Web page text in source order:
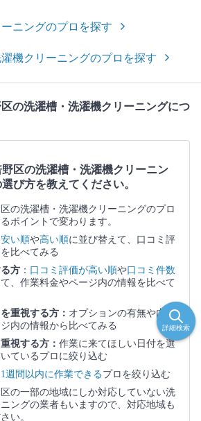
ニングのプロを探す
機クリーニングのプロを探す
の洗濯槽・洗濯機クリーニングにつ
区の洗濯槽・洗濯機クリーニン
び方を教えてください。
の洗濯槽・洗濯機クリーニングのプロ
ポイントで変わります。
安い順や高い順に並び替えて、口コミ評
比べてみる
方 ： 口コミ評価が高い順や口コミ件数
、作業料金やページ内の情報を比べて
重視する方： オプションの有無や内
内の情報から比べてみる
視する方： 作業に来てほしい日付を選
ているプロに絞り込む
1週間以内に作業できるプロを絞り込む
の一部の地域にしか対応していない洗
ングの業者もいますので、対応地域も
い。
詳細検索